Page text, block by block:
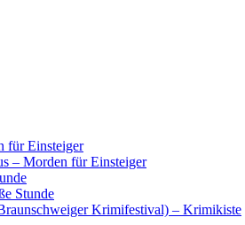
für Einsteiger
– Morden für Einsteiger
Stunde
Krimifestival) – Krimikiste